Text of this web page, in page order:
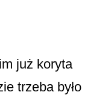
już koryta
trzeba było